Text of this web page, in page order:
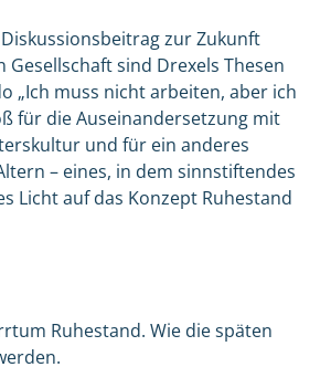
zur Zukunft
sind Drexels Thesen
„Ich muss nicht arbeiten, aber ich
für die Auseinandersetzung mit
und für ein anderes
– eines, in dem sinnstiftendes
Licht auf das Konzept Ruhestand
Ruhestand. Wie die späten